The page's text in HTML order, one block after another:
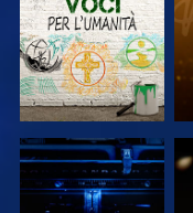
ESPLORA LE